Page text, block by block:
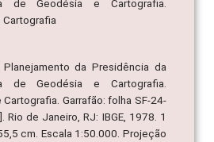
de Geodésia e Cartografia.
da Presidência da
de Geodésia e Cartografia.
Garrafão: folha SF-24-
Rio de Janeiro, RJ: IBGE, 1978. 1
cm. Escala 1:50.000. Projeção